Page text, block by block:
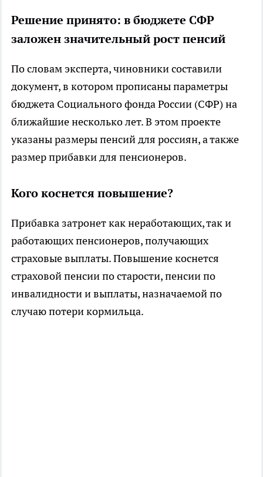
Решение принято: в бюджете СФР
заложен значительный рост пенсий
По словам эксперта, чиновники составили
документ, в котором прописаны параметры
бюджета Социального фонда России (СФР) на
ближайшие несколько лет. В этом проекте
указаны размеры пенсий для россиян, а также
размер прибавки для пенсионеров.
Кого коснется повышение?
Прибавка затронет как неработающих, так и
работающих пенсионеров, получающих
страховые выплаты. Повышение коснется
страховой пенсии по старости, пенсии по
инвалидности и выплаты, назначаемой по
случаю потери кормильца.